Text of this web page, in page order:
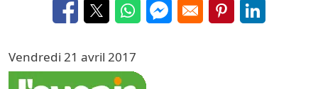
Opens in a new window
Opens in a new window
Opens in a new window
Opens in a new window
Opens in a new
Opens in a
Vendredi 21 avril 2017
Image